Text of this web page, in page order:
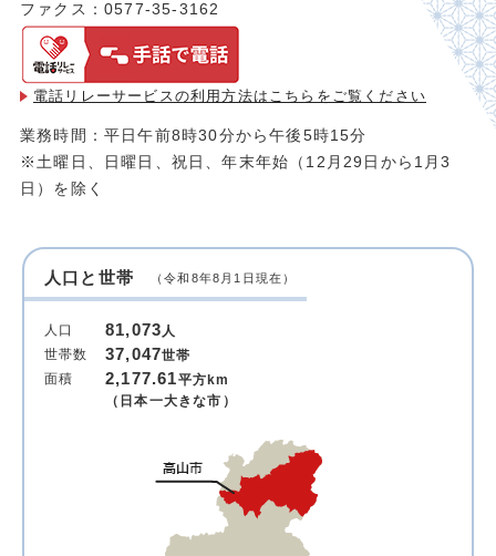
ファクス：0577-35-3162
電話リレーサービスの利用方法は こちらをご覧ください
業務時間：平日午前8時30分から午後5時15分
※土曜日、日曜日、祝日、年末年始（12月29日から1月3
日）を除く
人口と世帯 （令和8年8月1日現在）
人口 81,073人
世帯数
37,047世帯
面積
2,177.61平方km
（日本一大きな市）